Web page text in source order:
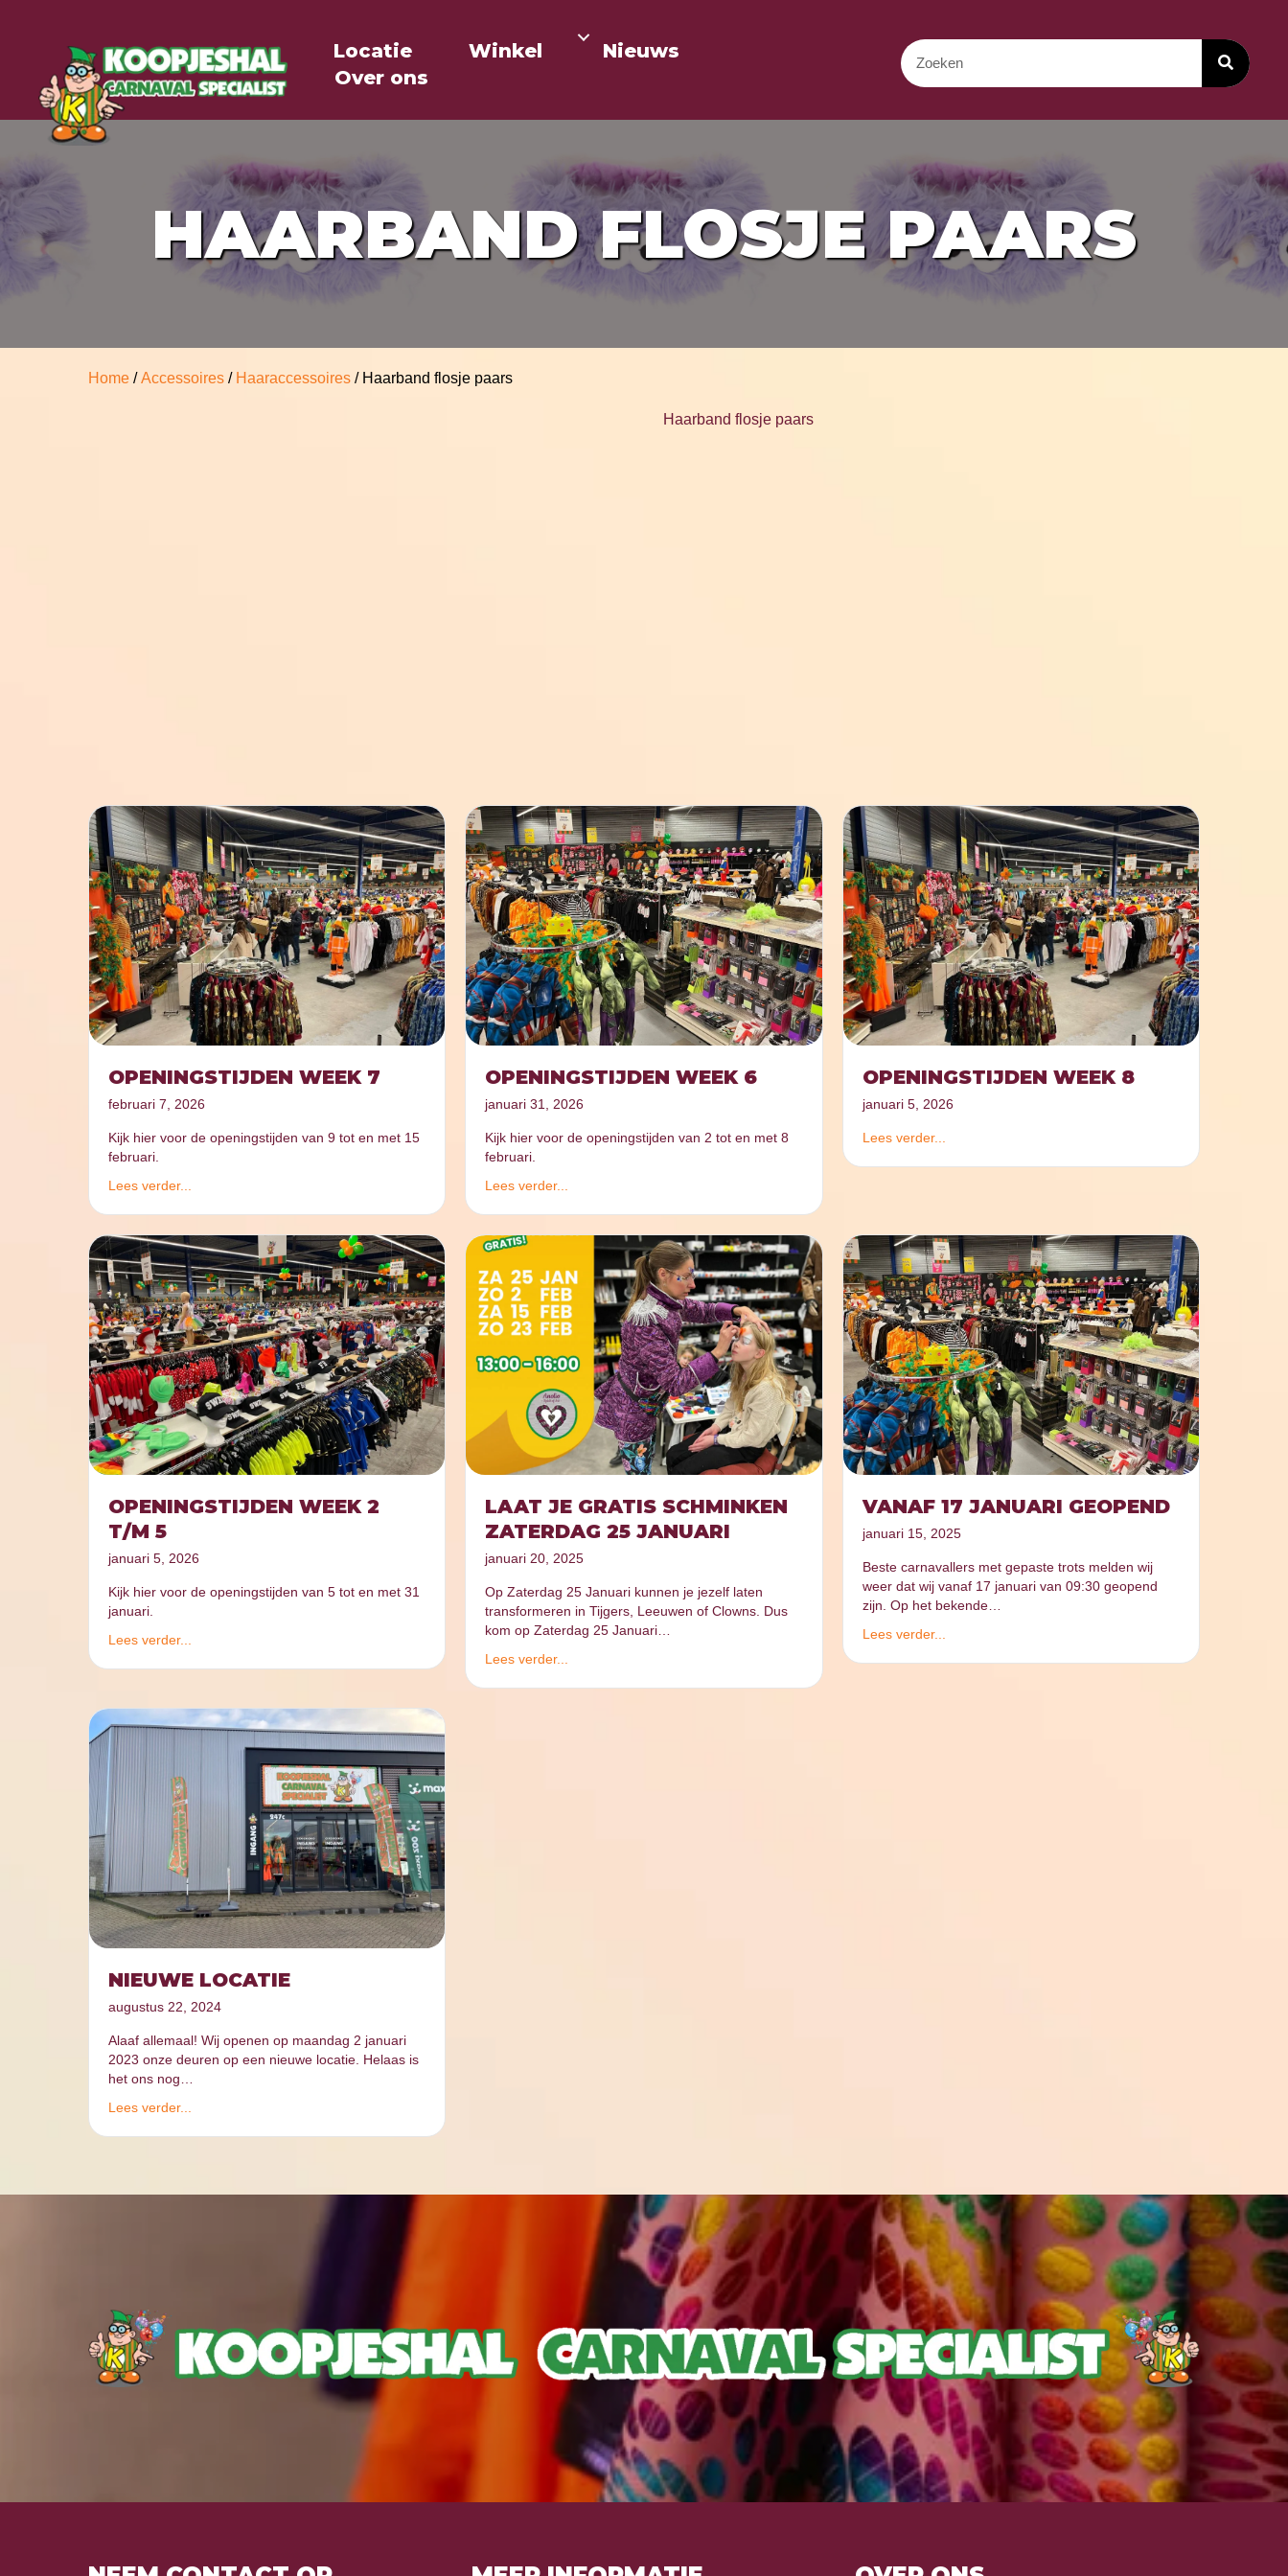
Locatie Winkel
Nieuws
Over ons
HAARBAND FLOSJE PAARS
Home /Accessoires / Haaraccessoires / Haarband flosje paars
Haarband flosje paars
OPENINGSTIJDEN WEEK 7
februari 7, 2026
Kijk hier voor de openingstijden van 9 tot en met 15
februari.
Lees verder...
OPENINGSTIJDEN WEEK 6
januari 31, 2026
Kijk hier voor de openingstijden van 2 tot en met 8
februari.
Lees verder...
OPENINGSTIJDEN WEEK 8
januari 5, 2026
Lees verder...
OPENINGSTIJDEN WEEK 2
T/M 5
januari 5, 2026
Kijk hier voor de openingstijden van 5 tot en met 31
januari.
Lees verder...
LAAT JE GRATIS SCHMINKEN
ZATERDAG 25 JANUARI
januari 20, 2025
Op Zaterdag 25 Januari kunnen je jezelf laten
transformeren in Tijgers, Leeuwen of Clowns. Dus
kom op Zaterdag 25 Januari…
Lees verder...
VANAF 17 JANUARI GEOPEND
januari 15, 2025
Beste carnavallers met gepaste trots melden wij
weer dat wij vanaf 17 januari van 09:30 geopend
zijn. Op het bekende…
Lees verder...
NIEUWE LOCATIE
augustus 22, 2024
Alaaf allemaal! Wij openen op maandag 2 januari
2023 onze deuren op een nieuwe locatie. Helaas is
het ons nog…
Lees verder...